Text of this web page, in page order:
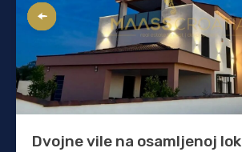
Dvojne vile na osamljenoj